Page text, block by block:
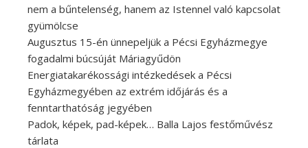
nem a bűntelenség, hanem az Istennel való kapcsolat
gyümölcse
Augusztus 15-én ünnepeljük a Pécsi Egyházmegye
fogadalmi búcsúját Máriagyűdön
Energiatakarékossági intézkedések a Pécsi
Egyházmegyében az extrém időjárás és a
fenntarthatóság jegyében
Padok, képek, pad-képek… Balla Lajos festőművész
tárlata